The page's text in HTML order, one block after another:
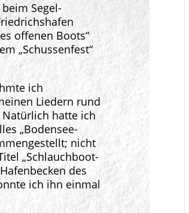
Segel-
offenen Boots“
„Schussenfest“
ich
Liedern rund
hatte ich
„Bodensee-
nicht
„Schlauchboot-
des
ich ihn einmal